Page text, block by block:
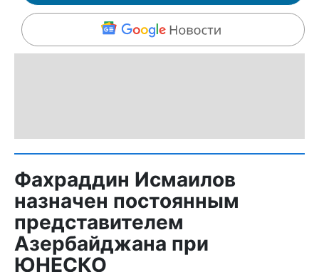
Фахраддин Исмаилов
назначен постоянным
представителем
Азербайджана при
ЮНЕСКО